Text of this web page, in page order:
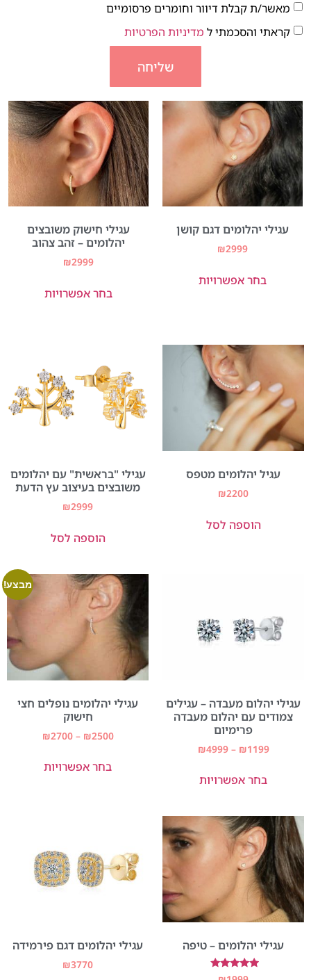
מאשר/ת קבלת דיוור וחומרים פרסומיים
קראתי והסכמתי ל מדיניות הפרטיות
שליחה
עגילי יהלומים דגם קושן
₪2999
בחר אפשרויות
עגילי חישוק משובצים
יהלומים – זהב צהוב
₪2999
בחר אפשרויות
עגיל יהלומים מטפס
₪2200
הוספה לסל
עגילי "בראשית" עם יהלומים
משובצים בעיצוב עץ הדעת
₪2999
הוספה לסל
עגילי יהלום מעבדה – עגילים
צמודים עם יהלום מעבדה
פרימיום
₪1199
–
₪4999
בחר אפשרויות
מבצע!
עגילי יהלומים נופלים חצי
חישוק
₪2500
–
₪2700
בחר אפשרויות
עגילי יהלומים – טיפה
דורג
עגילי יהלומים דגם פירמידה
₪3770